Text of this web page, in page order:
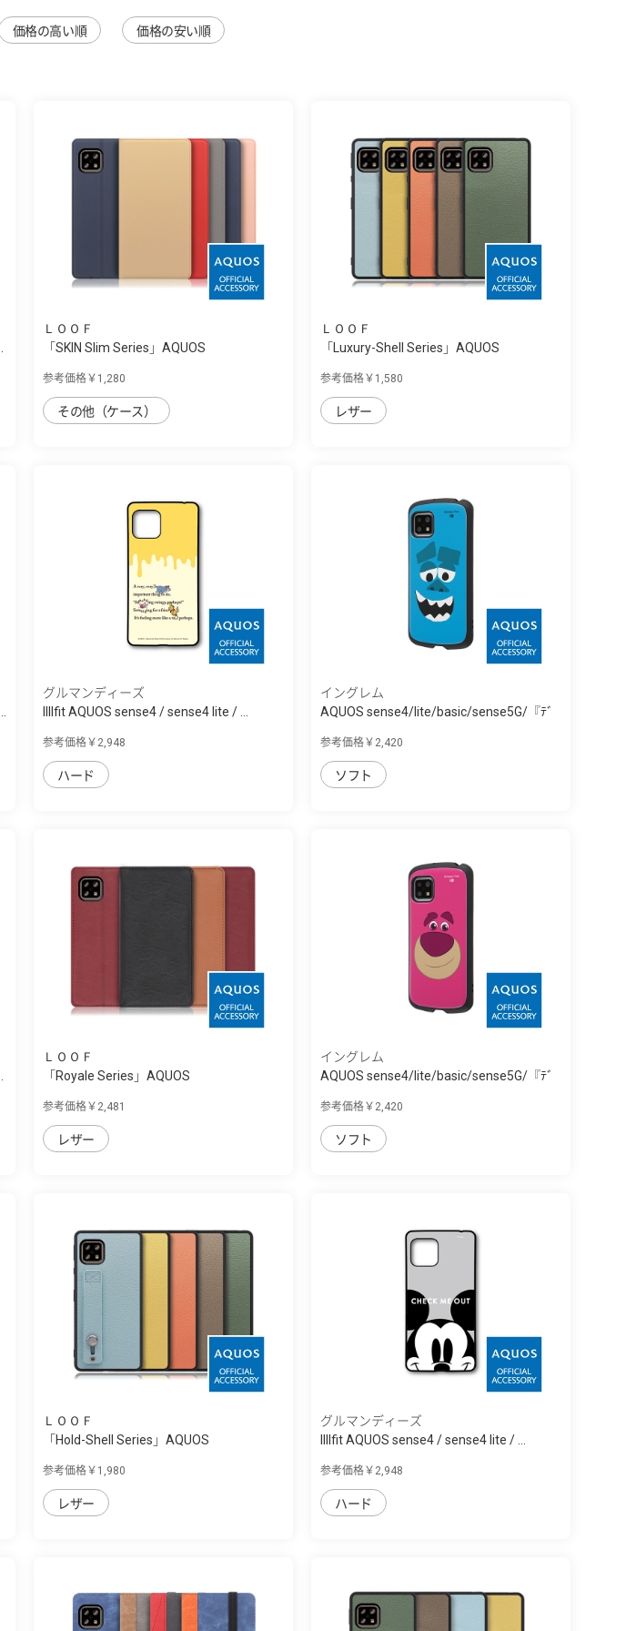
価格の高い順 価格の安い順
ＬＯＯＦ
「SKIN Slim Series」AQUOS
参考価格￥1,280
その他（ケース）
ＬＯＯＦ
「Luxury-Shell Series」AQUOS
参考価格￥1,580
レザー
グルマンディーズ
IIIIfit AQUOS sense4 / sense4 lite / ...
参考価格￥2,948
ハード
イングレム
AQUOS sense4/lite/basic/sense5G/『ﾃﾞ
参考価格￥2,420
ソフト
ＬＯＯＦ
「Royale Series」AQUOS
参考価格￥2,481
レザー
イングレム
AQUOS sense4/lite/basic/sense5G/『ﾃﾞ
参考価格￥2,420
ソフト
ＬＯＯＦ
「Hold-Shell Series」AQUOS
参考価格￥1,980
レザー
グルマンディーズ
IIIIfit AQUOS sense4 / sense4 lite / ...
参考価格￥2,948
ハード